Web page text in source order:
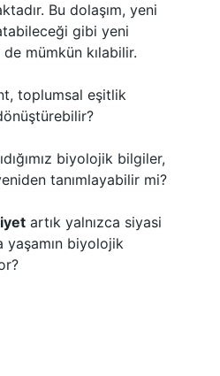
Bu dolaşım, yeni
gibi yeni
mümkün kılabilir.
toplumsal eşitlik
biyolojik bilgiler,
tanımlayabilir mi?
artık yalnızca siyasi
yaşamın biyolojik